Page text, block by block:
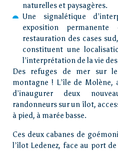
Presse
Contact
naturelles et paysagères.
Une signalétique
exposition
restauration des cases
constituent une
l’interprétation de la vie
Des refuges de mer sur
montagne ! L’île de
d’inaugurer deux
randonneurs sur un îlot,
à pied, à marée basse.
Ces deux cabanes de
l’îlot Ledenez, face au port